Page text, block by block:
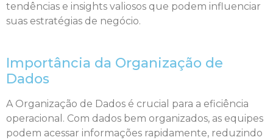
tendências e insights valiosos que podem influenciar
suas estratégias de negócio.
Importância da Organização de
Dados
A Organização de Dados é crucial para a eficiência
operacional. Com dados bem organizados, as equipes
podem acessar informações rapidamente, reduzindo